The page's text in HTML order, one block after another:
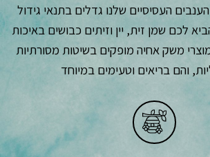
העסיסיים שלנו גדלים בתנאי גידול
לכם שמן זית, יין וזיתים כבושים באיכות
משק אחיה מופקים בשיטות מסורתיות
והם בריאים וטעימים במיוחד